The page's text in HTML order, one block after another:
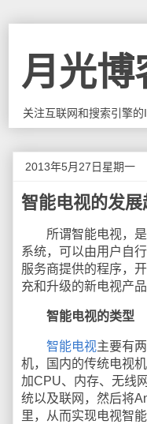
月光博
关注互联网和搜索引擎
2013年5月27日星期一
智能电视的发展
所谓智能电视，是
系统，可以由用户自
服务商提供的程序，
充和升级的新电视产品
智能电视的类型
智能电视主要有
机，国内的传统电视
加CPU、内存、无线
统以及联网，然后将
里，从而实现电视智